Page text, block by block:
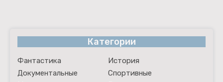
Категории
Фантастика
История
Документальные
Спортивные